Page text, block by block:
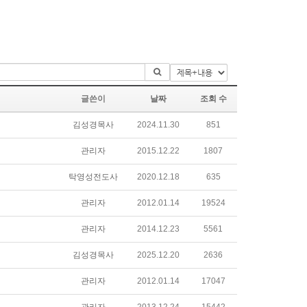
글쓴이 날짜 조회 수
김성경목사 2024.11.30 851
관리자 2015.12.22 1807
탁영성전도사 2020.12.18 635
관리자 2012.01.14 19524
관리자 2014.12.23 5561
김성경목사 2025.12.20 2636
관리자 2012.01.14 17047